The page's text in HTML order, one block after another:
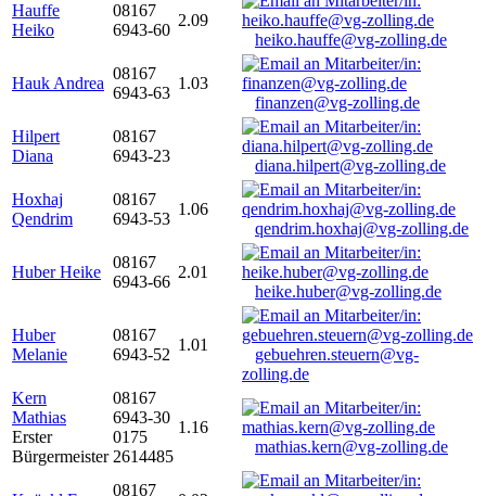
Hauffe
Heiko
08167
6943-60
2.09
heiko.hauffe@vg-zolling.de
Hauk Andrea
08167
6943-63
1.03
finanzen@vg-zolling.de
Hilpert
Diana
08167
6943-23
diana.hilpert@vg-zolling.de
Hoxhaj
Qendrim
08167
6943-53
1.06
qendrim.hoxhaj@vg-zolling.de
Huber Heike
08167
6943-66
2.01
heike.huber@vg-zolling.de
Huber
Melanie
08167
6943-52
1.01
gebuehren.steuern@vg-
zolling.de
Kern
Mathias
Erster
Bürgermeister
08167
6943-30
0175
2614485
1.16
mathias.kern@vg-zolling.de
08167